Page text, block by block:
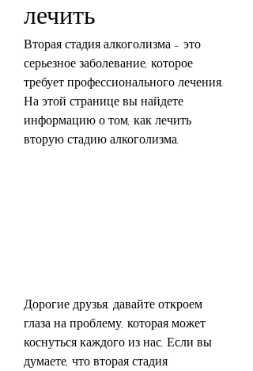
лечить
Вторая стадия алкоголизма - это
серьезное заболевание, которое
требует профессионального лечения.
На этой странице вы найдете
информацию о том, как лечить
вторую стадию алкоголизма.
Дорогие друзья, давайте откроем
глаза на проблему, которая может
коснуться каждого из нас. Если вы
думаете, что вторая стадия